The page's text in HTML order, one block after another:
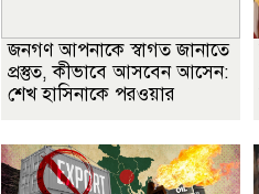
জনগণ আপনাকে স্বাগত জানাতে
প্রস্তুত, কীভাবে আসবেন আসেন:
শেখ হাসিনাকে পরওয়ার